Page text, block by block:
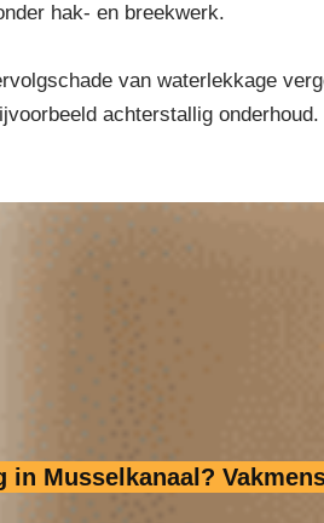
hak- en breekwerk.
van waterlekkage
achterstallig
Musselkanaal?